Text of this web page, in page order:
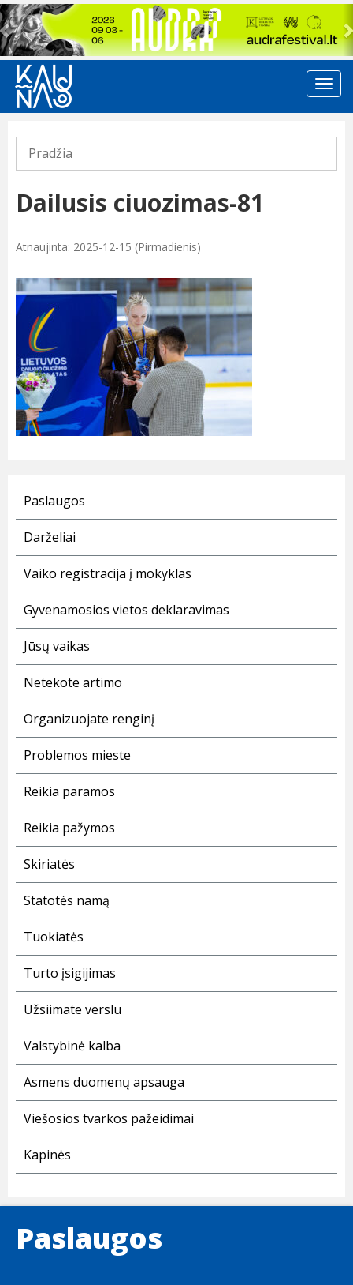
Previous
Pradžia
Dailusis ciuozimas-81
Atnaujinta: 2025-12-15 (Pirmadienis)
Paslaugos
Darželiai
Vaiko registracija į mokyklas
Gyvenamosios vietos deklaravimas
Jūsų vaikas
Netekote artimo
Organizuojate renginį
Problemos mieste
Reikia paramos
Reikia pažymos
Skiriatės
Statotės namą
Tuokiatės
Turto įsigijimas
Užsiimate verslu
Valstybinė kalba
Asmens duomenų apsauga
Viešosios tvarkos pažeidimai
Kapinės
Paslaugos